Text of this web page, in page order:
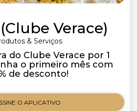
Verace)
& Serviços
do Clube Verace por 1
o primeiro mês com
de desconto!
O APLICATIVO